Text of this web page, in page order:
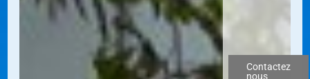
Contactez
nous